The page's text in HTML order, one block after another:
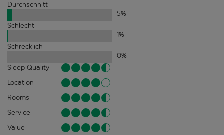
Durchschnitt
5%
Schlecht
1%
Schrecklich
0%
Sleep Quality
Location
Rooms
Service
Value